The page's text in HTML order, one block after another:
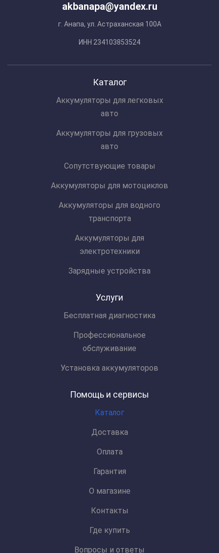
akbanapa@yandex.ru
г. Анапа, ул. Астраханская 100А
ИНН 234103853524
Каталог
Аккумуляторы для легковых
авто
Аккумуляторы для грузовых
авто
Сопутствующие товары
Аккумуляторы для мотоциклов
Аккумуляторы для водного
транспорта
Аккумуляторы для
электротехники
Зарядные устройства
Услуги
Бесплатная диагностика
Профессиональное
обслуживание
Установка аккумуляторов
Помощь и сервисы
Каталог
Доставка
Оплата
Гарантия
О магазине
Контакты
Где купить
Вопросы и ответы